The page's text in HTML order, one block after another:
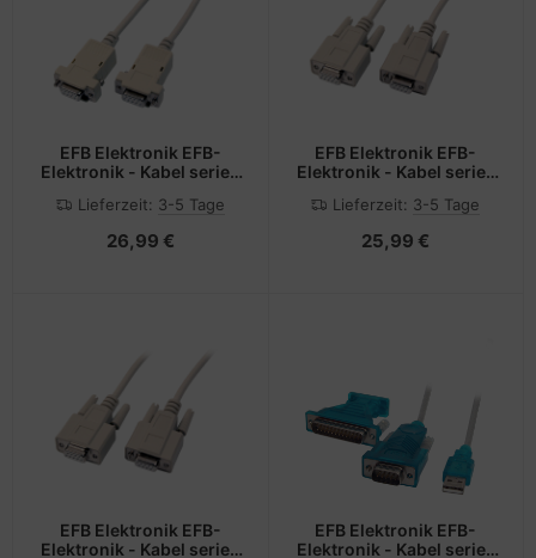
EFB Elektronik EFB-
Elektronik - Kabel seriell
Lieferzeit: 3-5 Tage
26,99 €
EFB Elektronik EFB-
Elektronik - Kabel seriell
Lieferzeit: 3-5 Tage
25,99 €
EFB Elektronik EFB-
Elektronik - Kabel seriell
EFB Elektronik EFB-
Elektronik - Kabel seriell